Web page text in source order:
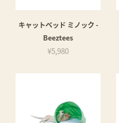
キャットベッド ミノック -
Beeztees
¥5,980